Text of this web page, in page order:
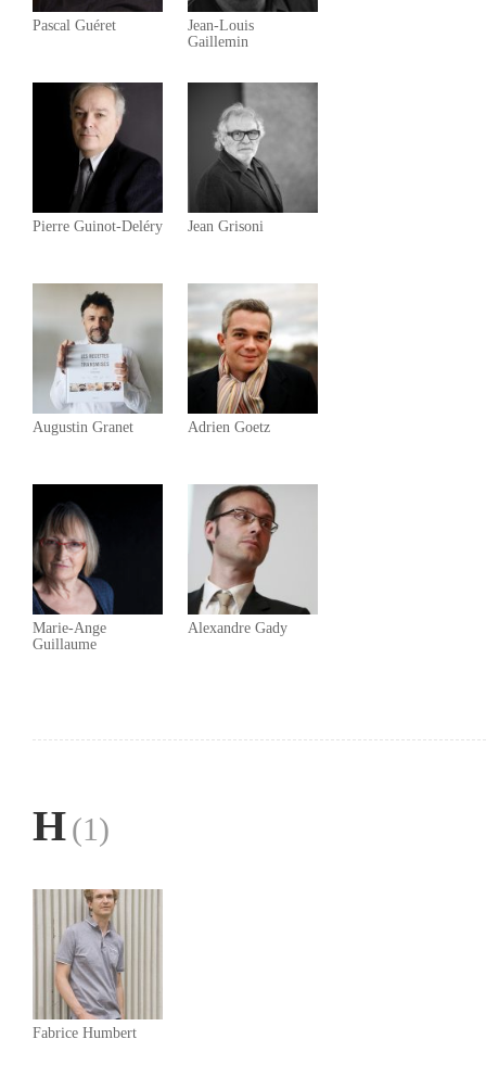
Pascal Guéret
Jean-Louis
Gaillemin
Pierre Guinot-Deléry Jean Grisoni
Augustin Granet Adrien Goetz
Marie-Ange
Guillaume
Alexandre Gady
H(1)
Fabrice Humbert